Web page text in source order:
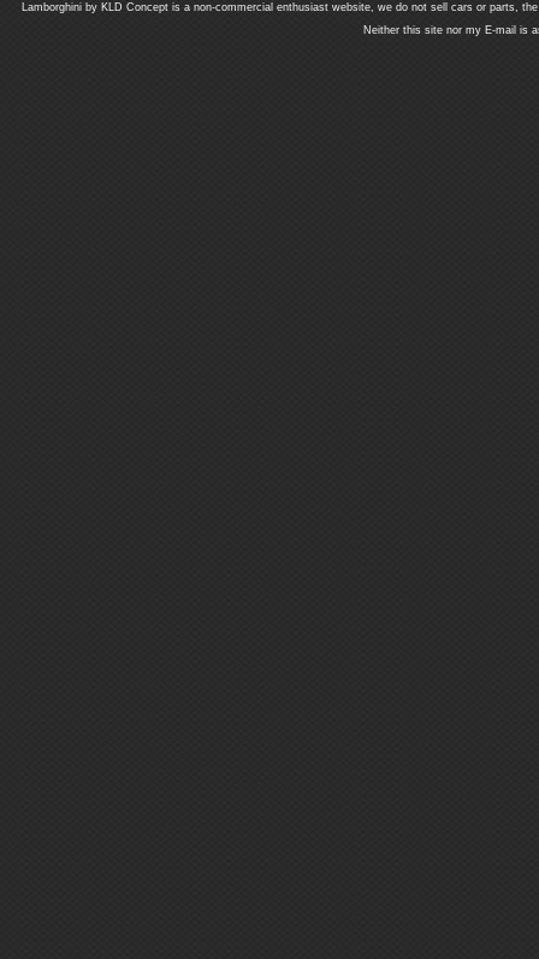
Lamborghini by KLD Concept is a non-commercial enthusiast website, we do not sell cars or parts,
Neither this site nor my E-mail is